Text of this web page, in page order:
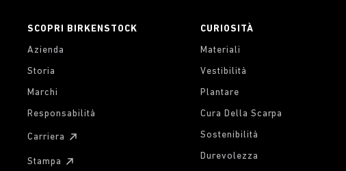
SCOPRI BIRKENSTOCK
Azienda
Storia
Marchi
Responsabilità
Carriera
Stampa
CURIOSITÀ
Materiali
Vestibilità
Plantare
Cura Della Scarpa
Sostenibilità
Durevolezza